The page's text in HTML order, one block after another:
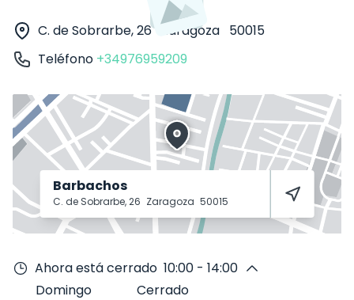
C. de Sobrarbe, 26 Zaragoza 50015
Teléfono +34976959209
Barbachos
C. de Sobrarbe, 26 Zaragoza 50015
Ahora está cerrado 10:00 - 14:00
Domingo
Cerrado